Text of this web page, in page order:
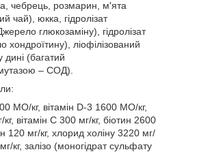
чебрець, розмарин, м'ята
чай), юкка, гідролізат
глюкозаміну), гідролізат
хондроїтину), ліофілізований
дині (багатий
– СОД).
МО/кг, вітамін D-3 1600 МО/кг,
кг, вітамін С 300 мг/кг, біотин 2600
120 мг/кг, хлорид холіну 3220 мг/
кг, залізо (моногідрат сульфату